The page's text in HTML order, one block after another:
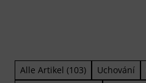
Alle Artikel (103) Uchování